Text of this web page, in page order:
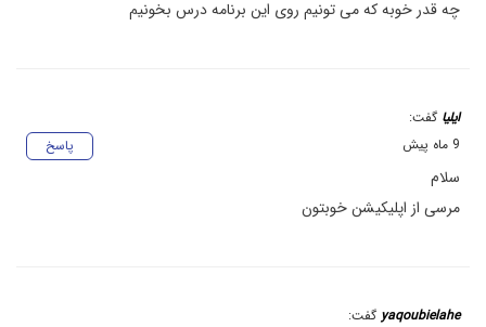
چه قدر خوبه که می تونیم روی این برنامه درس بخونیم
ایلیا گفت:
پاسخ
9 ماه پیش
سلام
مرسی از اپلیکیشن خوبتون
yaqoubielahe گفت: